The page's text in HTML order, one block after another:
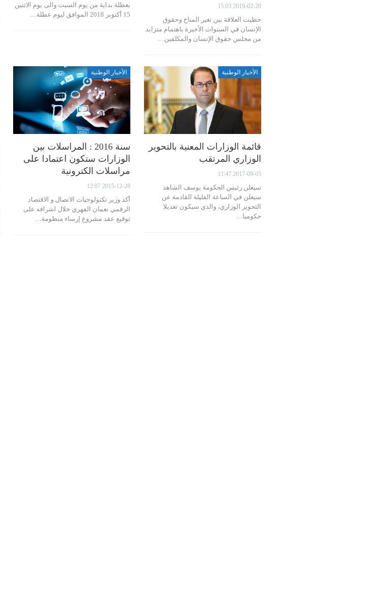
2019-02-20 15:03
حظيت العلاقة بين تغير المناخ وحقوق
الإنسان في السنوات الأخيرة باهتمام متزايد
من مجلس حقوق الإنسان والمكلفين…
بعطلة بداية من يوم السبت والى يوم الاثنين
15 أكتوبر 2018 الموافق ليوم عطلة…
الأخبار الوطنية
قائمة الوزارات المعنية بالتحوير
الوزاري المرتقب
2017-09-05 11:47
سيعلن رئيس الحكومة يوسف الشاهد
سيعلن في الساعة القليلة القادمة عن
التحوير الوزاري، والذي سيكون تعديلا
حكوميا…
الأخبار الوطنية
سنة 2016 : المراسلات بين
الوزارات ستكون اعتمادا على
مراسلات الكترونية
2015-12-28 12:07
أكد وزير تكنولوجيات الاتصال و الاقتصاد
الرقمي نعمان الفهري خلال اشرافه على
توقيع عقد مشروع إرساء منظومة…